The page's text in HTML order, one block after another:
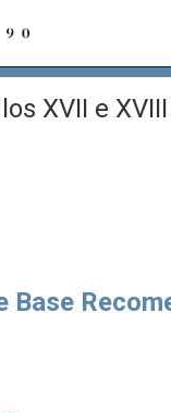
XVII e XVIII
Base